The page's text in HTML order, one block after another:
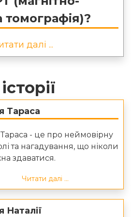
томографія)?
далі ...
Тараса
Тараса - це про неймовірну
та нагадування, що ніколи
здаватися.
Читати далі ...
Наталії